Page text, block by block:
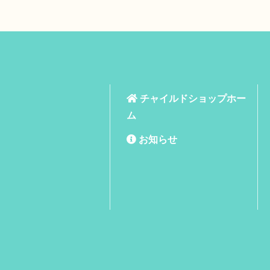
チャイルドショップホー
ム
お知らせ